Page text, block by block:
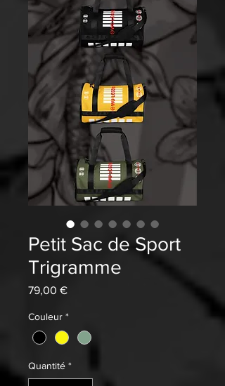
Petit Sac de Sport
Trigramme
79,00 €Prix
Couleur *
Quantité *